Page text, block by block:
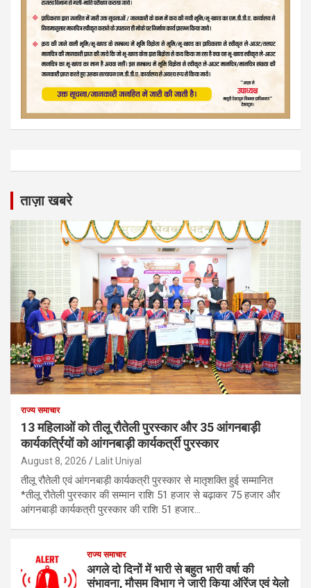
ताज़ा खबरे
राज्य समाचार
13 महिलाओं को तीलू रौतेली पुरस्कार और 35 आंगनबाड़ी
कार्यकर्त्रियों को आंगनबाड़ी कार्यकर्त्री पुरस्कार
August 8, 2026 Lalit Uniyal
तीलू रौतेली एवं आंगनबाड़ी कार्यकत्री पुरस्कार से मातृशक्ति हुई सम्मानित
*तीलू रौतेली पुरस्कार की सम्मान राशि 51 हजार से बढ़ाकर 75 हजार और
आंगनबाड़ी कार्यकत्री पुरस्कार की राशि 51 हजार…
राज्य समाचार
अगले दो दिनों में भारी से बहुत भारी वर्षा की
संभावना, मौसम विभाग ने जारी किया ऑरेंज एवं येलो